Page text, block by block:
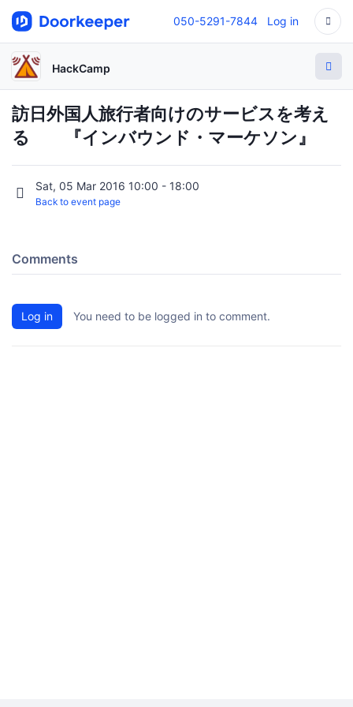
050-5291-7844 Log in
HackCamp
訪日外国人旅行者向けのサービスを考え
る 『インバウンド・マーケソン』
Sat, 05 Mar 2016 10:00 - 18:00
Back to event page
Comments
Log in You need to be logged in to comment.